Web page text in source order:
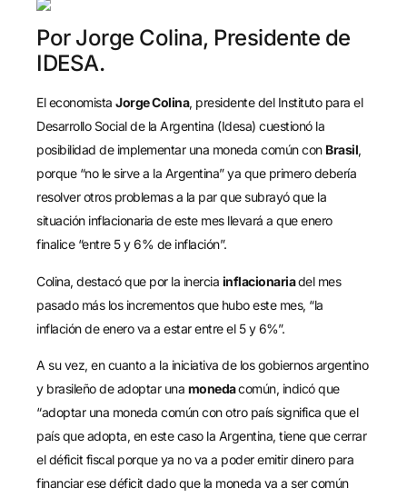
Por Jorge Colina, Presidente de
IDESA.
El economista Jorge Colina, presidente del Instituto para el
Desarrollo Social de la Argentina (Idesa) cuestionó la
posibilidad de implementar una moneda común con Brasil,
porque “no le sirve a la Argentina” ya que primero debería
resolver otros problemas a la par que subrayó que la
situación inflacionaria de este mes llevará a que enero
finalice “entre 5 y 6% de inflación”.
Colina, destacó que por la inercia inflacionariadel mes
pasado más los incrementos que hubo este mes, “la
inflación de enero va a estar entre el 5 y 6%”.
A su vez, en cuanto a la iniciativa de los gobiernos argentino
y brasileño de adoptar una monedacomún, indicó que
“adoptar una moneda común con otro país significa que el
país que adopta, en este caso la Argentina, tiene que cerrar
el déficit fiscal porque ya no va a poder emitir dinero para
financiar ese déficit dado que la moneda va a ser común